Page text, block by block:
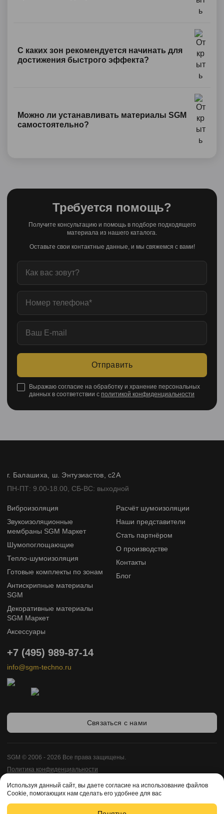
С каких зон рекомендуется начинать для
достижения быстрого эффекта?
Можно ли устанавливать материалы SGM
самостоятельно?
Требуется помощь?
Получите консультацию и помощь в подборе подходящего
материала из нашего каталога.
Оставьте свои контактные данные, и мы свяжемся с вами!
Отправить
Выражаю согласие на обработку и хранение персональных
данных в соответствии с политикой конфиденциальности
г. Балашиха, ш. Энтузиастов, с2А
ПН-ПТ: 9.00-18.00, СБ-ВС: выходной
Виброизоляция
Звукоизоляционные
мембраны SGM Маркет
Шумопоглощающие
Тепло-шумоизоляция
Готовые комплекты по зонам
Антискрипные материалы
SGM
Декоративные материалы
SGM Маркет
Аксессуары
Расчёт шумоизоляции
Наши представители
Стать партнёром
О производстве
Контакты
Блог
+7 (495) 989-87-14
info@sgm-techno.ru
Связаться с нами
SGM © 2006 - 2026 Все права защищены.
Политика конфиденциальности
Карта сайта
Разработка сайта -Enigma Web Studio
Используя данный сайт, вы даете согласие на использование файлов
Cookie, помогающих нам сделать его удобнее для вас